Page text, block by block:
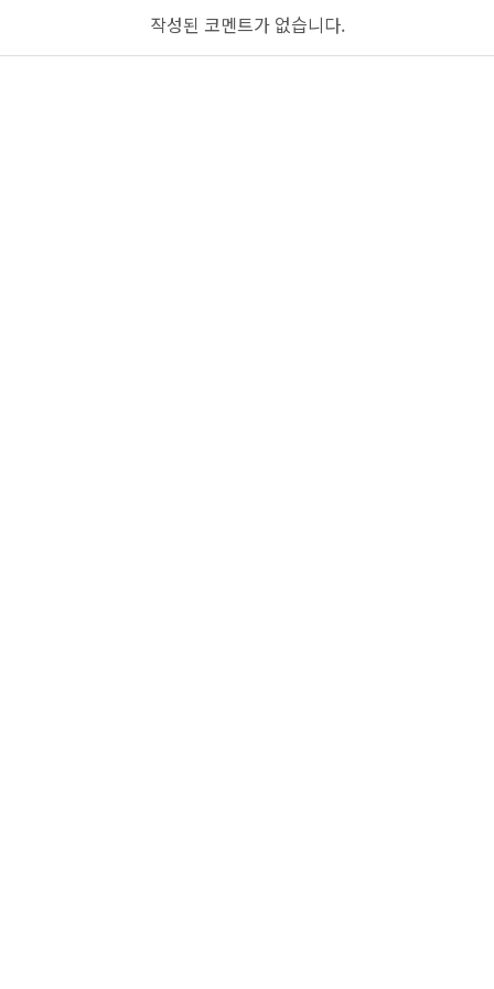
작성된 코멘트가 없습니다.